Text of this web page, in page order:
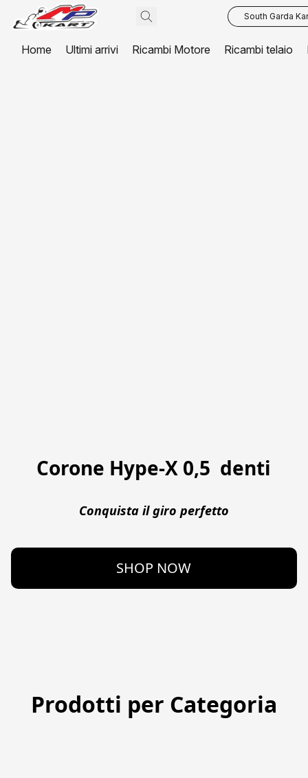
South Garda
Home Ultimi arrivi Ricambi Motore Ricambi telaio
Corone Hype-X 0,5 denti
Conquista il giro perfetto
SHOP NOW
Prodotti per Categoria